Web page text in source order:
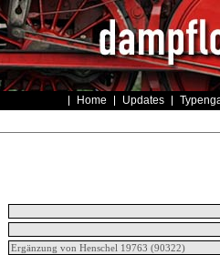
Home Updates